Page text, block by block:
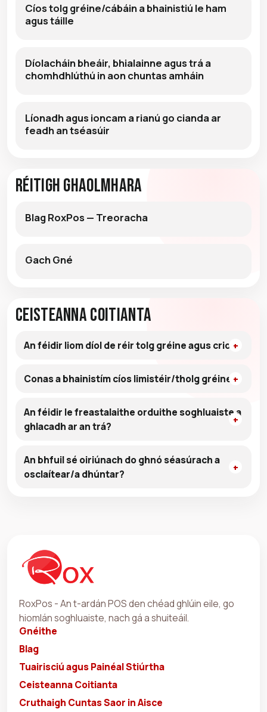
Cíos tolg gréine/cábáin a bhainistiú le ham
agus táille
Díolacháin bheáir, bhialainne agus trá a
chomhdhlúthú in aon chuntas amháin
Líonadh agus ioncam a rianú go cianda ar
feadh an tséasúir
Réitigh Ghaolmhara
Blag RoxPos — Treoracha
Gach Gné
Ceisteanna Coitianta
An féidir liom díol de réir tolg gréine agus crios?
Conas a bhainistím cíos limistéir/tholg gréine?
An féidir le freastalaithe orduithe soghluaiste a
ghlacadh ar an trá?
An bhfuil sé oiriúnach do ghnó séasúrach a
osclaítear/a dhúntar?
RoxPos - An t-ardán POS den chéad ghlúin eile, go
hiomlán soghluaiste, nach gá a shuiteáil.
Gnéithe
Blag
Tuairisciú agus Painéal Stiúrtha
Ceisteanna Coitianta
Cruthaigh Cuntas Saor in Aisce